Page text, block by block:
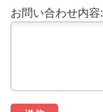
お問い合わせ内容: